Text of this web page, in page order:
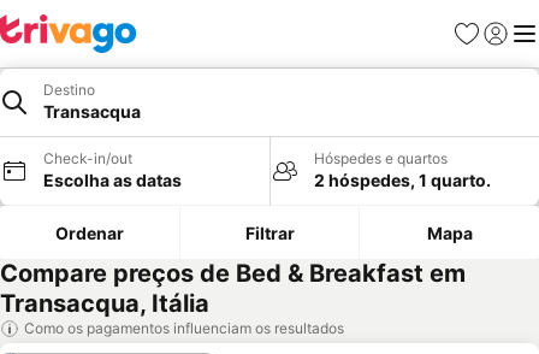
Favoritos
Iniciar
Destino
Transacqua
Check-in/out
Escolha as datas
Hóspedes e quartos
2 hóspedes, 1 quarto.
Ordenar Filtrar Mapa
Compare preços de Bed & Breakfast em
Transacqua, Itália
Como os pagamentos influenciam os resultados